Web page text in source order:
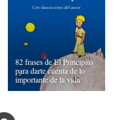
82 frases de El Principito
para darte cuenta de lo
importante de la vida